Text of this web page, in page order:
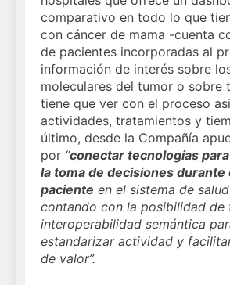
comparativo en todo lo que
con cáncer de mama -cuenta
de pacientes incorporadas al
información de interés sobre
moleculares del tumor o sobre
tiene que ver con el proceso
actividades, tratamientos y
último, desde la Compañía
por “conectar tecnologías
la toma de decisiones durante
paciente en el sistema de
contando con la posibilidad de
interoperabilidad semántica
estandarizar actividad y
de valor”.